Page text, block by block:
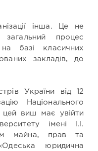
інша. Це не
процес
базі класичних
закладів, до
України від 12
Національного
цей виш має увійти
імені І.І.
майна, прав та
юридична